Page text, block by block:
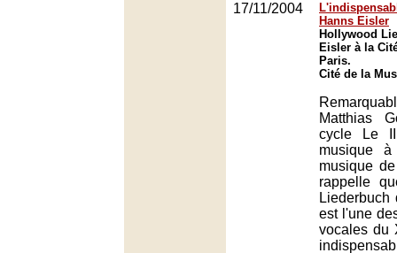
17/11/2004
Hanns Eisler
Hollywood
Eisler à la
Paris.
Cité de la
Matthias
cycle Le
musique
musique
rappelle
Liederbuch
est l'une
vocales du